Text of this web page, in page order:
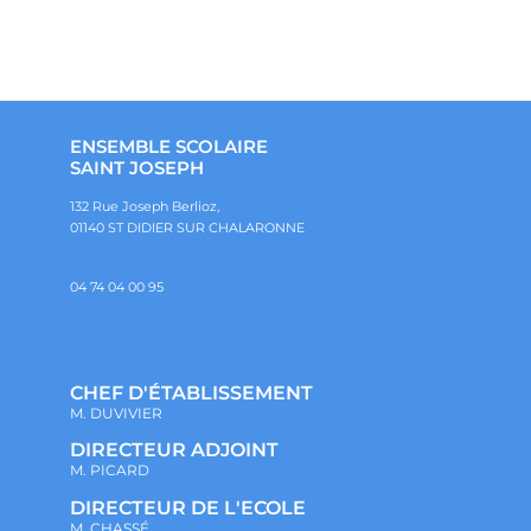
ENSEMBLE SCOLAIRE
SAINT JOSEPH
132 Rue Joseph Berlioz,
01140 ST DIDIER SUR CHALARONNE
04 74 04 00 95
CHEF D'ÉTABLISSEMENT
M. DUVIVIER
DIRECTEUR ADJOINT
M. PICARD
DIRECTEUR DE L'ECOLE